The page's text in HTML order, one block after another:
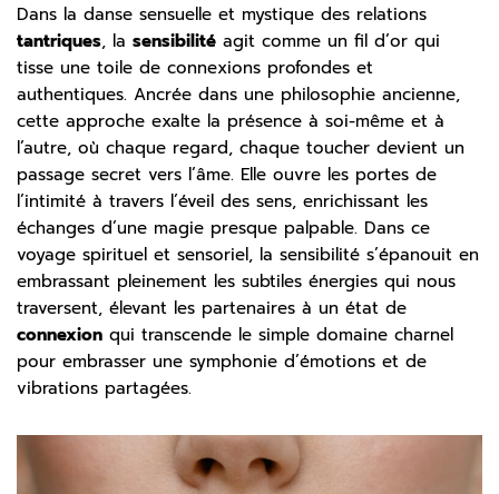
Dans la danse sensuelle et mystique des relations
tantriques, la sensibilité agit comme un fil d’or qui
tisse une toile de connexions profondes et
authentiques. Ancrée dans une philosophie ancienne,
cette approche exalte la présence à soi-même et à
l’autre, où chaque regard, chaque toucher devient un
passage secret vers l’âme. Elle ouvre les portes de
l’intimité à travers l’éveil des sens, enrichissant les
échanges d’une magie presque palpable. Dans ce
voyage spirituel et sensoriel, la sensibilité s’épanouit en
embrassant pleinement les subtiles énergies qui nous
traversent, élevant les partenaires à un état de
connexion qui transcende le simple domaine charnel
pour embrasser une symphonie d’émotions et de
vibrations partagées.